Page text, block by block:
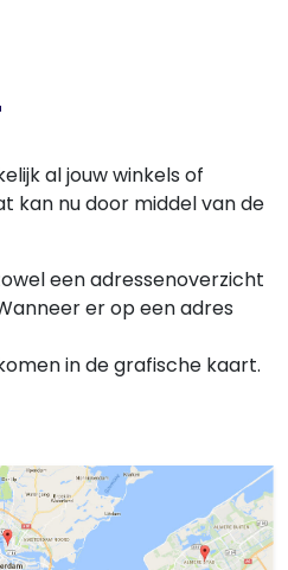
al jouw winkels of
kan nu door middel van de
een adressenoverzicht
er op een adres
in de grafische kaart.